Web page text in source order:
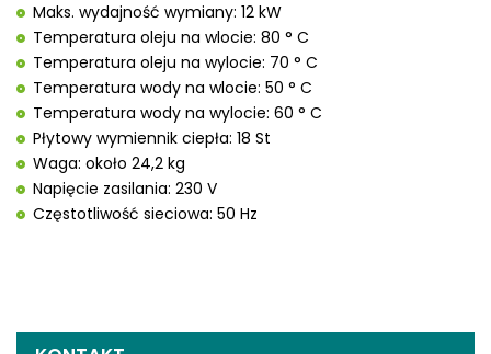
Maks. wydajność wymiany: 12 kW
Temperatura oleju na wlocie: 80 ° C
Temperatura oleju na wylocie: 70 ° C
Temperatura wody na wlocie: 50 ° C
Temperatura wody na wylocie: 60 ° C
Płytowy wymiennik ciepła: 18 St
Waga: około 24,2 kg
Napięcie zasilania: 230 V
Częstotliwość sieciowa: 50 Hz